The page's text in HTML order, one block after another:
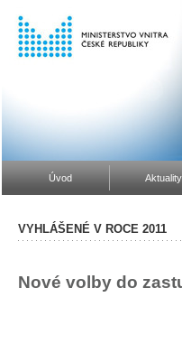
Úvod Aktuality
VYHLÁŠENÉ V ROCE 2011
Nové volby do